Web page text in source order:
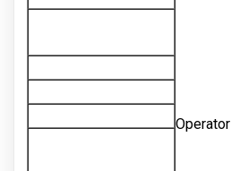
Operator